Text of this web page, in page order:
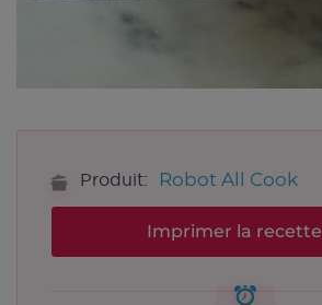
Produit: Robot All Cook
Imprimer la recette